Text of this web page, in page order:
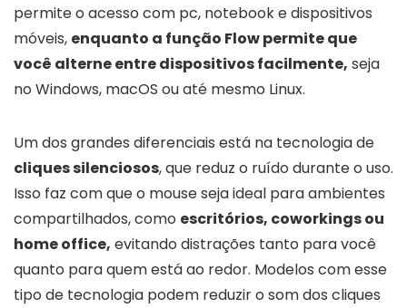
permite o acesso com pc, notebook e dispositivos
móveis, enquanto a função Flow permite que
você alterne entre dispositivos facilmente, seja
no Windows, macOS ou até mesmo Linux.
Um dos grandes diferenciais está na tecnologia de
cliques silenciosos, que reduz o ruído durante o uso.
Isso faz com que o mouse seja ideal para ambientes
compartilhados, como escritórios, coworkings ou
home office, evitando distrações tanto para você
quanto para quem está ao redor. Modelos com esse
tipo de tecnologia podem reduzir o som dos cliques